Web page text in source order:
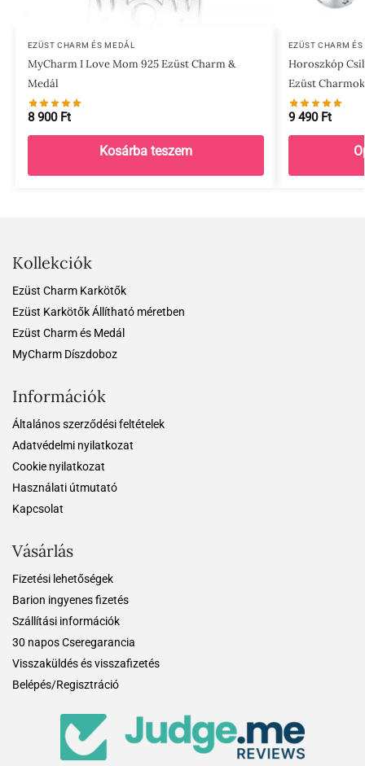
EZÜST CHARM ÉS MEDÁL
MyCharm I Love Mom 925 Ezüst Charm &
Medál
8 900 Ft
Kosárba teszem
EZÜST CHARM
Horoszkóp
Ezüst Charmok
9 490 Ft
Kollekciók
Ezüst Charm Karkötők
Ezüst Karkötők Állítható méretben
Ezüst Charm és Medál
MyCharm Díszdoboz
Információk
Általános szerződési feltételek
Adatvédelmi nyilatkozat
Cookie nyilatkozat
Használati útmutató
Kapcsolat
Vásárlás
Fizetési lehetőségek
Barion ingyenes fizetés
Szállítási információk
30 napos Cseregarancia
Visszaküldés és visszafizetés
Belépés/Regisztráció